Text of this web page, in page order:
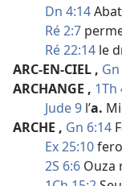
Dn 4:14
Ré 2:7
Ré 22:14 le
ARC-EN-CIEL ,
ARCHANGE , 1Th
Jude 9 l’a.
ARCHE , Gn 6:14
Ex 25:10
2S 6:6 Ouza